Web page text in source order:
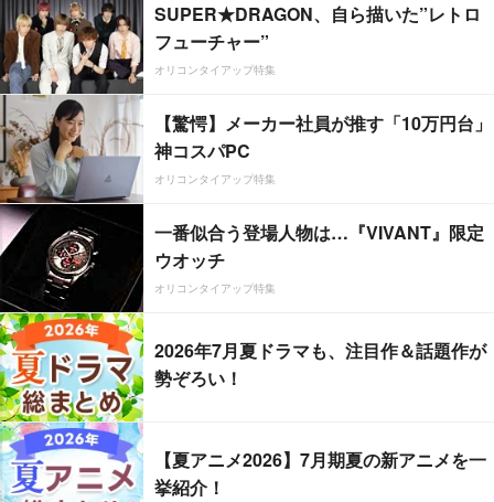
SUPER★DRAGON、自ら描いた”レトロ
フューチャー”
オリコンタイアップ特集
【驚愕】メーカー社員が推す「10万円台」
神コスパPC
オリコンタイアップ特集
一番似合う登場人物は…『VIVANT』限定
ウオッチ
オリコンタイアップ特集
2026年7月夏ドラマも、注目作＆話題作が
勢ぞろい！
【夏アニメ2026】7月期夏の新アニメを一
挙紹介！